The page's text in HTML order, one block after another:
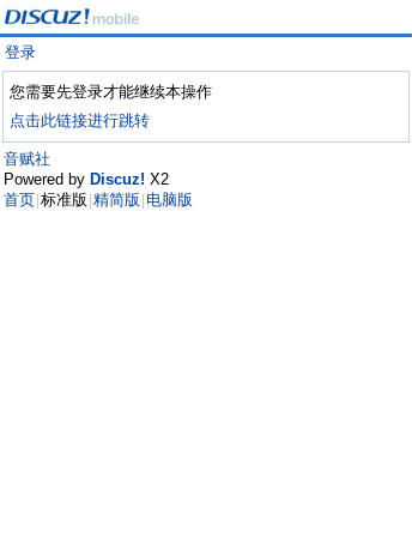
登录
您需要先登录才能继续本操作
点击此链接进行跳转
音赋社
Powered by Discuz! X2
首页 标准版 精简版 电脑版